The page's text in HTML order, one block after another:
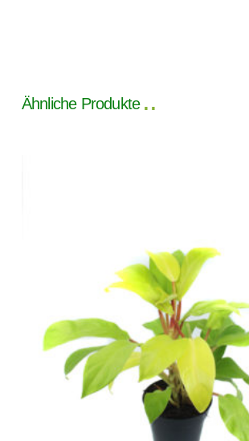
Ähnliche Produkte